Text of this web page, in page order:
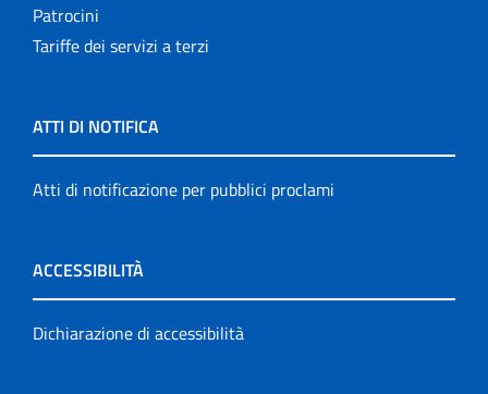
Patrocini
Tariffe dei servizi a terzi
ATTI DI NOTIFICA
Atti di notificazione per pubblici proclami
ACCESSIBILITÀ
Dichiarazione di accessibilità